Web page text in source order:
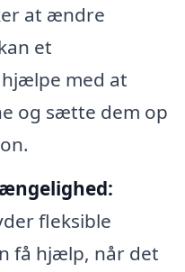
at ændre
et
med at
og sætte dem op
fleksible
få hjælp, når det